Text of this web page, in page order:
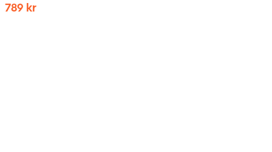
789 kr